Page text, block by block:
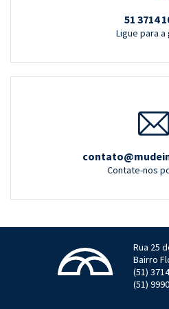
51 3714
Ligue para a
Contate-nos
Rua 25
Bairro
(51)
(51)